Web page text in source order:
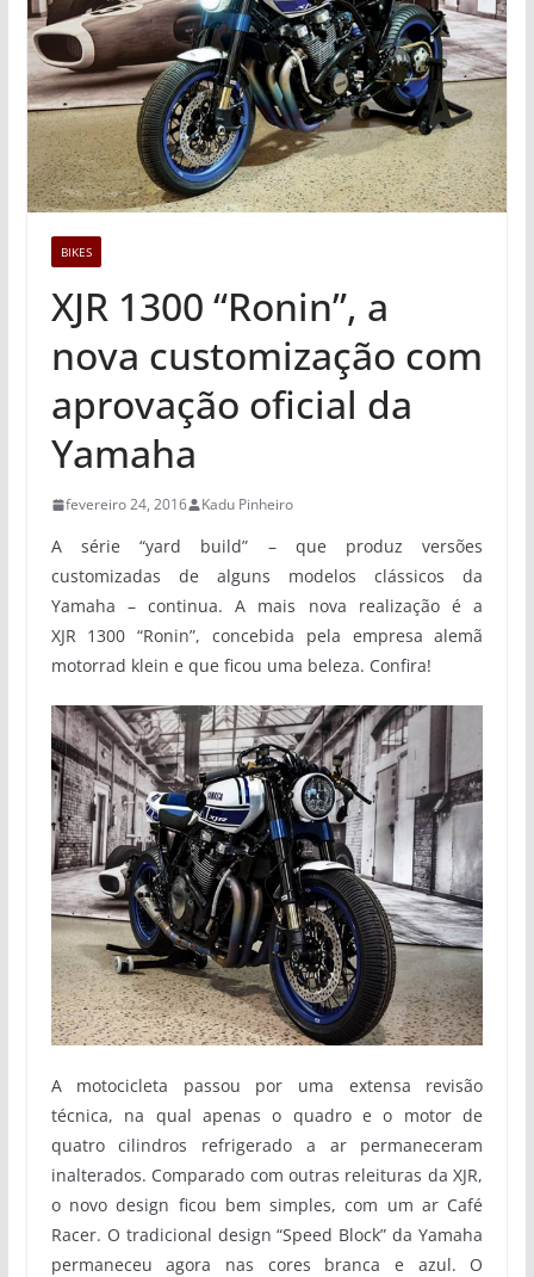
BIKES
XJR 1300 “Ronin”, a
nova customização com
aprovação oficial da
Yamaha
fevereiro 24, 2016 Kadu Pinheiro
A série “yard build” – que produz versões
customizadas de alguns modelos clássicos da
Yamaha – continua. A mais nova realização é a
XJR 1300 “Ronin”, concebida pela empresa alemã
motorrad klein e que ficou uma beleza. Confira!
A motocicleta passou por uma extensa revisão
técnica, na qual apenas o quadro e o motor de
quatro cilindros refrigerado a ar permaneceram
inalterados. Comparado com outras releituras da XJR,
o novo design ficou bem simples, com um ar Café
Racer. O tradicional design “Speed Block” da Yamaha
permaneceu agora nas cores branca e azul. O